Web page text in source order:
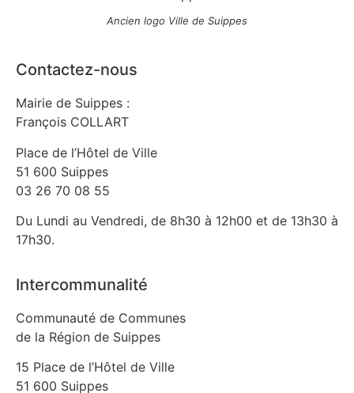
Ancien logo Ville de Suippes
Contactez-nous
Mairie de Suippes :
François COLLART
Place de l’Hôtel de Ville
51 600 Suippes
03 26 70 08 55
Du Lundi au Vendredi, de 8h30 à 12h00 et de 13h30 à
17h30.
Intercommunalité
Communauté de Communes
de la Région de Suippes
15 Place de l’Hôtel de Ville
51 600 Suippes